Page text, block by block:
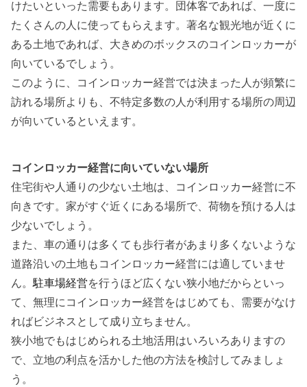
けたいといった需要もあります。団体客であれば、一度に
たくさんの人に使ってもらえます。著名な観光地が近くに
ある土地であれば、大きめのボックスのコインロッカーが
向いているでしょう。
このように、コインロッカー経営では決まった人が頻繁に
訪れる場所よりも、 不特定多数の人が利用する場所の周辺
が向いているといえます。
コインロッカー経営に向いていない場所
住宅街や人通りの少ない土地は、コインロッカー経営に不
向きです。家がすぐ近くにある場所で、荷物を預ける人は
少ないでしょう。
また、車の通りは多くても歩行者があまり多くないような
道路沿いの土地もコインロッカー経営には適していませ
ん。駐車場経営を行うほど広くない狭小地だからといっ
て、無理にコインロッカー経営をはじめても、需要がなけ
ればビジネスとして成り立ちません。
狭小地でもはじめられる土地活用はいろいろありますの
で、立地の利点を活かした他の方法を検討してみましょ
う。